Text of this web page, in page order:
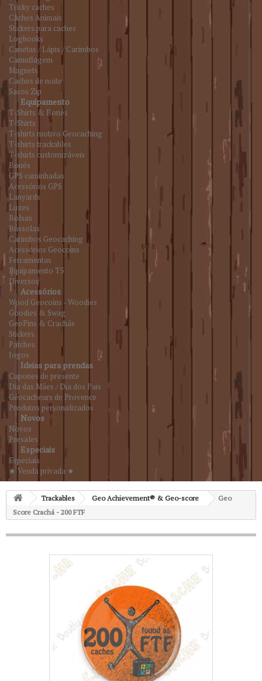
Tricky caches
Caches Animais
Stickers para caches
Logbooks
Canetas / Lápis / Carimbos
Camuflagem
Magnets
Caches de noite
Sacos Zip
Equipamento
T-Shirts & Bonés
T-Shirts
T-shirts motivo Geocaching
T-shirts trackables
T-shirts customizáveis
Bonés
GPS caminhadas
Acessórios GPS
Lanyards
Luzes
Bolsas
Bússolas
Carimbos Geocaching
Acessórios Geocoins
Ferramentas
Equipamento T5
Diversos
Acessórios
Wood Geocoins - Woodies
Goodies & Swag
GeoPins & Crachás
Stickers
Patches
Jogos
Ideias para prendas
Cupones de presente
Dia das Mães / Dia dos Pais
Géocacheurs de Provence
Produtos personalizados
Novos
Novos
Presales
Especiais
Especiais
★ Venda privada ★
Trackables Geo Achievement® & Geo-score
Geo
Score Crachá - 200 FTF